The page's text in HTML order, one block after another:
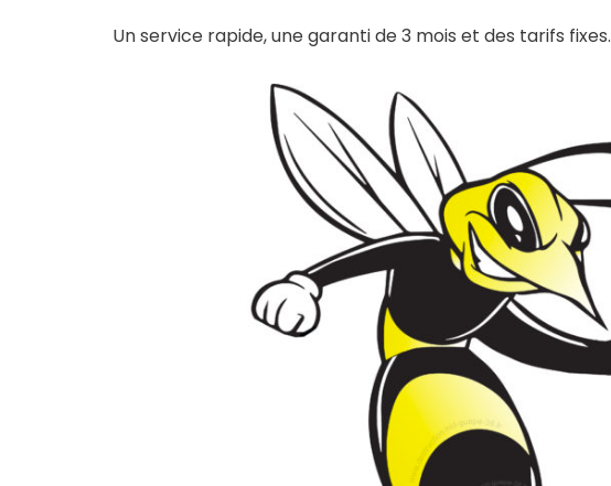
Un service rapide, une garanti de 3 mois et des tarifs fixes.